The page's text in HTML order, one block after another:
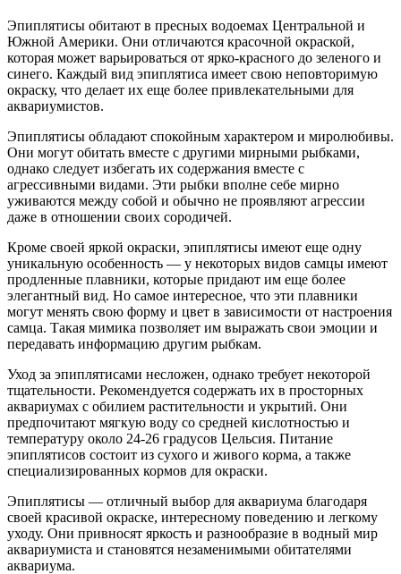
Эпиплятисы обитают в пресных водоемах Центральной и
Южной Америки. Они отличаются красочной окраской,
которая может варьироваться от ярко-красного до зеленого и
синего. Каждый вид эпиплятиса имеет свою неповторимую
окраску, что делает их еще более привлекательными для
аквариумистов.
Эпиплятисы обладают спокойным характером и миролюбивы.
Они могут обитать вместе с другими мирными рыбками,
однако следует избегать их содержания вместе с
агрессивными видами. Эти рыбки вполне себе мирно
уживаются между собой и обычно не проявляют агрессии
даже в отношении своих сородичей.
Кроме своей яркой окраски, эпиплятисы имеют еще одну
уникальную особенность — у некоторых видов самцы имеют
продленные плавники, которые придают им еще более
элегантный вид. Но самое интересное, что эти плавники
могут менять свою форму и цвет в зависимости от настроения
самца. Такая мимика позволяет им выражать свои эмоции и
передавать информацию другим рыбкам.
Уход за эпиплятисами несложен, однако требует некоторой
тщательности. Рекомендуется содержать их в просторных
аквариумах с обилием растительности и укрытий. Они
предпочитают мягкую воду со средней кислотностью и
температуру около 24-26 градусов Цельсия. Питание
эпиплятисов состоит из сухого и живого корма, а также
специализированных кормов для окраски.
Эпиплятисы — отличный выбор для аквариума благодаря
своей красивой окраске, интересному поведению и легкому
уходу. Они привносят яркость и разнообразие в водный мир
аквариумиста и становятся незаменимыми обитателями
аквариума.